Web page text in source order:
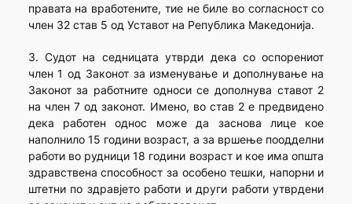
правата на вработените, тие не биле во согласност со
член 32 став 5 од Уставот на Република Македонија.
3. Судот на седницата утврди дека со оспорениот
член 1 од Законот за изменување и дополнување на
Законот за работните односи се дополнува ставот 2
на член 7 од законот. Имено, во став 2 е предвидено
дека работен однос може да заснова лице кое
наполнило 15 години возраст, а за вршење поодделни
работи во рудници 18 години возраст и кое има општа
здравствена способност за особено тешки, напорни и
штетни по здравјето работи и други работи утврдени